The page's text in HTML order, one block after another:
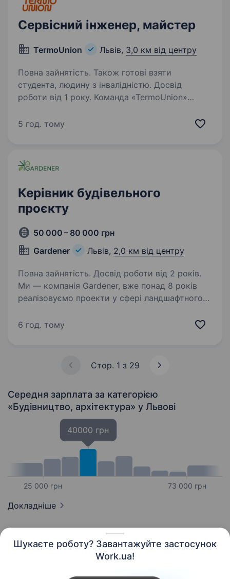
Шукаєте роботу? Завантажуйте застосунок
Work.ua!
Сервісний інженер, майстер
TermoUnion Львів, 3,0 км від центру
Повна зайнятість. Також готові взяти
студента, людину з інвалідністю. Досвід
роботи від 1 року. Команда «TermoUnion»
та водопостачання на території Західної
інженер/майстер». Що ми очікуємо від
кандидата?…
5 год. тому
Керівник будівельного
проєкту
50 000 – 80 000 грн
Gardener
Львів, 2,0 км від центру
Повна зайнятість. Досвід роботи від 2 років.
Ми — компанія Gardener, вже понад 8 років
реалізовуємо проекти у сфері ландшафтного
та естетично привабливі простори для наших
6 год. тому
Стор. 1 з 29
Середня зарплата за категорією
«Будівництво, архітектура» у Львові
25 000 грн
40000 грн
73 000 грн
Докладніше